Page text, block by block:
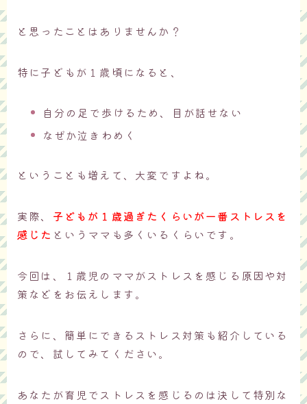
と思ったことはありませんか？
特に子どもが１歳頃になると、
自分の足で歩けるため、目が話せない
なぜか泣きわめく
ということも増えて、大変ですよね。
実際、 子どもが１歳過ぎたくらいが一番ストレスを
感じた というママも多くいるくらいです。
今回は、１歳児のママがストレスを感じる原因や対
策などをお伝えします。
さらに、簡単にできるストレス対策も紹介している
ので、試してみてください。
あなたが育児でストレスを感じるのは決して特別な